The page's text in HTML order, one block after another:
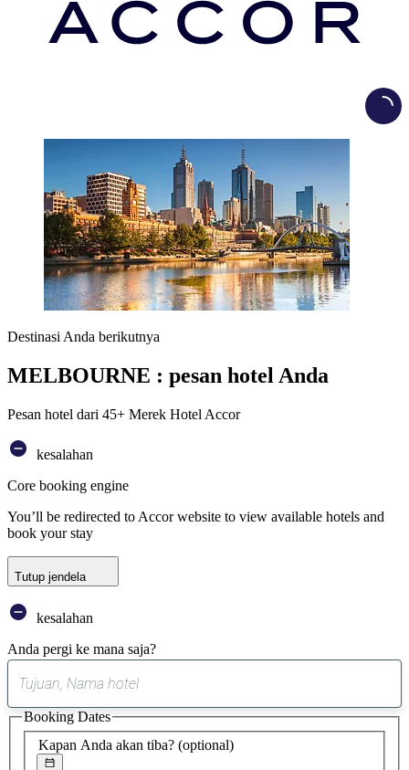
Destinasi Anda berikutnya
MELBOURNE : pesan hotel Anda
Pesan hotel dari 45+ Merek Hotel Accor
kesalahan
Core booking engine
You’ll be redirected to Accor website to view available hotels and
book your stay
Tutup jendela
kesalahan
Anda pergi ke mana saja?
saran
ditemukan
Kapan Anda akan tiba? (optional)
Booking Dates